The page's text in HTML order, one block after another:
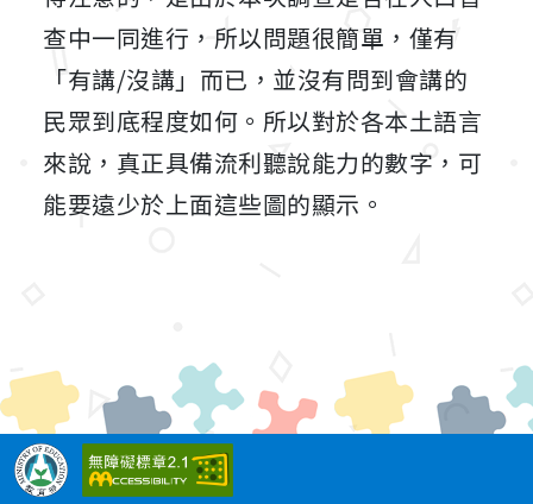
查中一同進行，所以問題很簡單，僅有
「有講/沒講」而已，並沒有問到會講的
民眾到底程度如何。所以對於各本土語言
來說，真正具備流利聽說能力的數字，可
能要遠少於上面這些圖的顯示。